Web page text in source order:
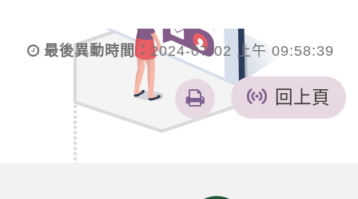
最後異動時間： 2024-07-02 上午 09:58:39
友
善
回上頁